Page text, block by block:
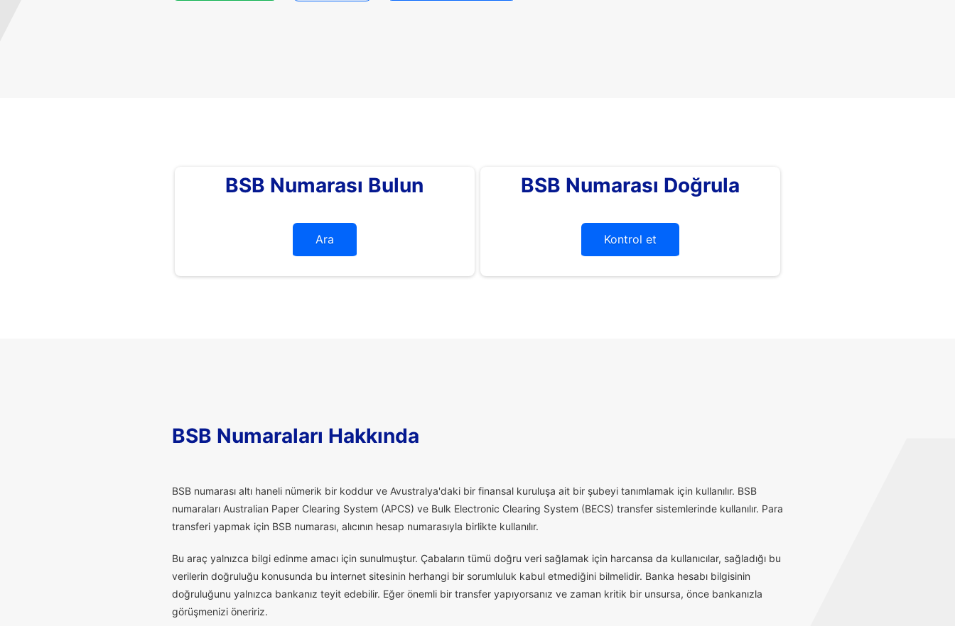
BSB Numarası Bulun
Ara
BSB Numarası Doğrula
Kontrol et
BSB Numaraları Hakkında
BSB numarası altı haneli nümerik bir koddur ve Avustralya'daki bir finansal kuruluşa ait bir şubeyi tanımlamak için kullanılır. BSB
numaraları Australian Paper Clearing System (APCS) ve Bulk Electronic Clearing System (BECS) transfer sistemlerinde kullanılır. Para
transferi yapmak için BSB numarası, alıcının hesap numarasıyla birlikte kullanılır.
Bu araç yalnızca bilgi edinme amacı için sunulmuştur. Çabaların tümü doğru veri sağlamak için harcansa da kullanıcılar, sağladığı bu
verilerin doğruluğu konusunda bu internet sitesinin herhangi bir sorumluluk kabul etmediğini bilmelidir. Banka hesabı bilgisinin
doğruluğunu yalnızca bankanız teyit edebilir. Eğer önemli bir transfer yapıyorsanız ve zaman kritik bir unsursa, önce bankanızla
görüşmenizi öneririz.